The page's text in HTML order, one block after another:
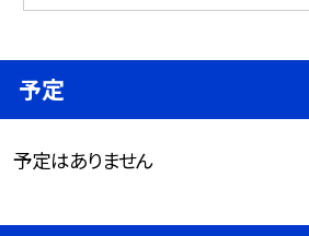
予定
予定はありません